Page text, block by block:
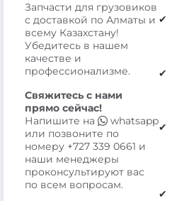
Запчасти для грузовиков
с доставкой по Алматы и
всему Казахстану!
Убедитесь в нашем
качестве и
профессионализме.
Свяжитесь с нами
прямо сейчас!
Напишите на
whatsapp
или позвоните по
номеру +727 339 0661 и
наши менеджеры
проконсультируют вас
по всем вопросам.